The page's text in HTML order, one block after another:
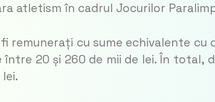
atletism în cadrul Jocurilor
remunerați cu sume echivalente cu
între 20 și 260 de mii de lei. În